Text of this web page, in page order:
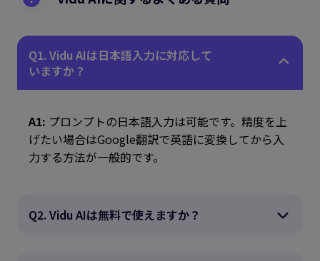
Q1. Vidu AIは日本語入力に対応して
いますか？
A1: プロンプトの日本語入力は可能です。精度を上
げたい場合はGoogle翻訳で英語に変換してから入
力する方法が一般的です。
Q2. Vidu AIは無料で使えますか？